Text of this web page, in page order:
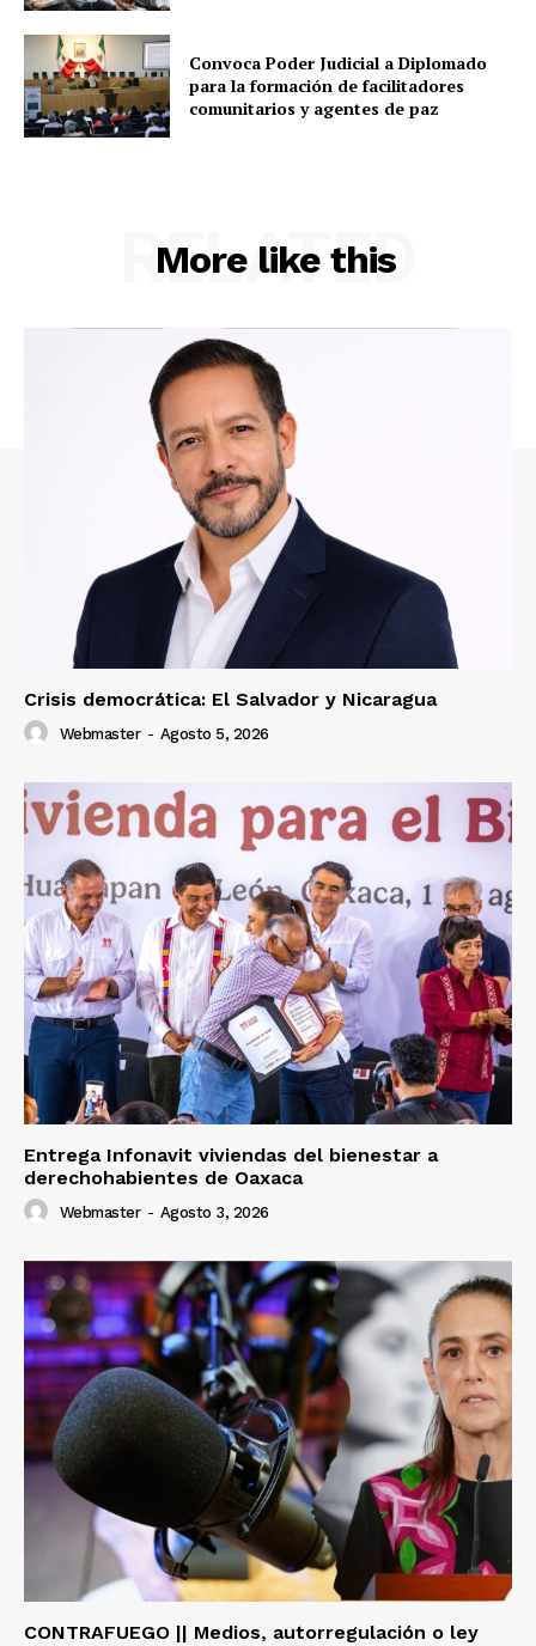
Convoca Poder Judicial a Diplomado
para la formación de facilitadores
comunitarios y agentes de paz
More like this
RELATED
Crisis democrática: El Salvador y Nicaragua
Webmaster - Agosto 5, 2026
Entrega Infonavit viviendas del bienestar a
derechohabientes de Oaxaca
Webmaster - Agosto 3, 2026
CONTRAFUEGO || Medios, autorregulación o ley